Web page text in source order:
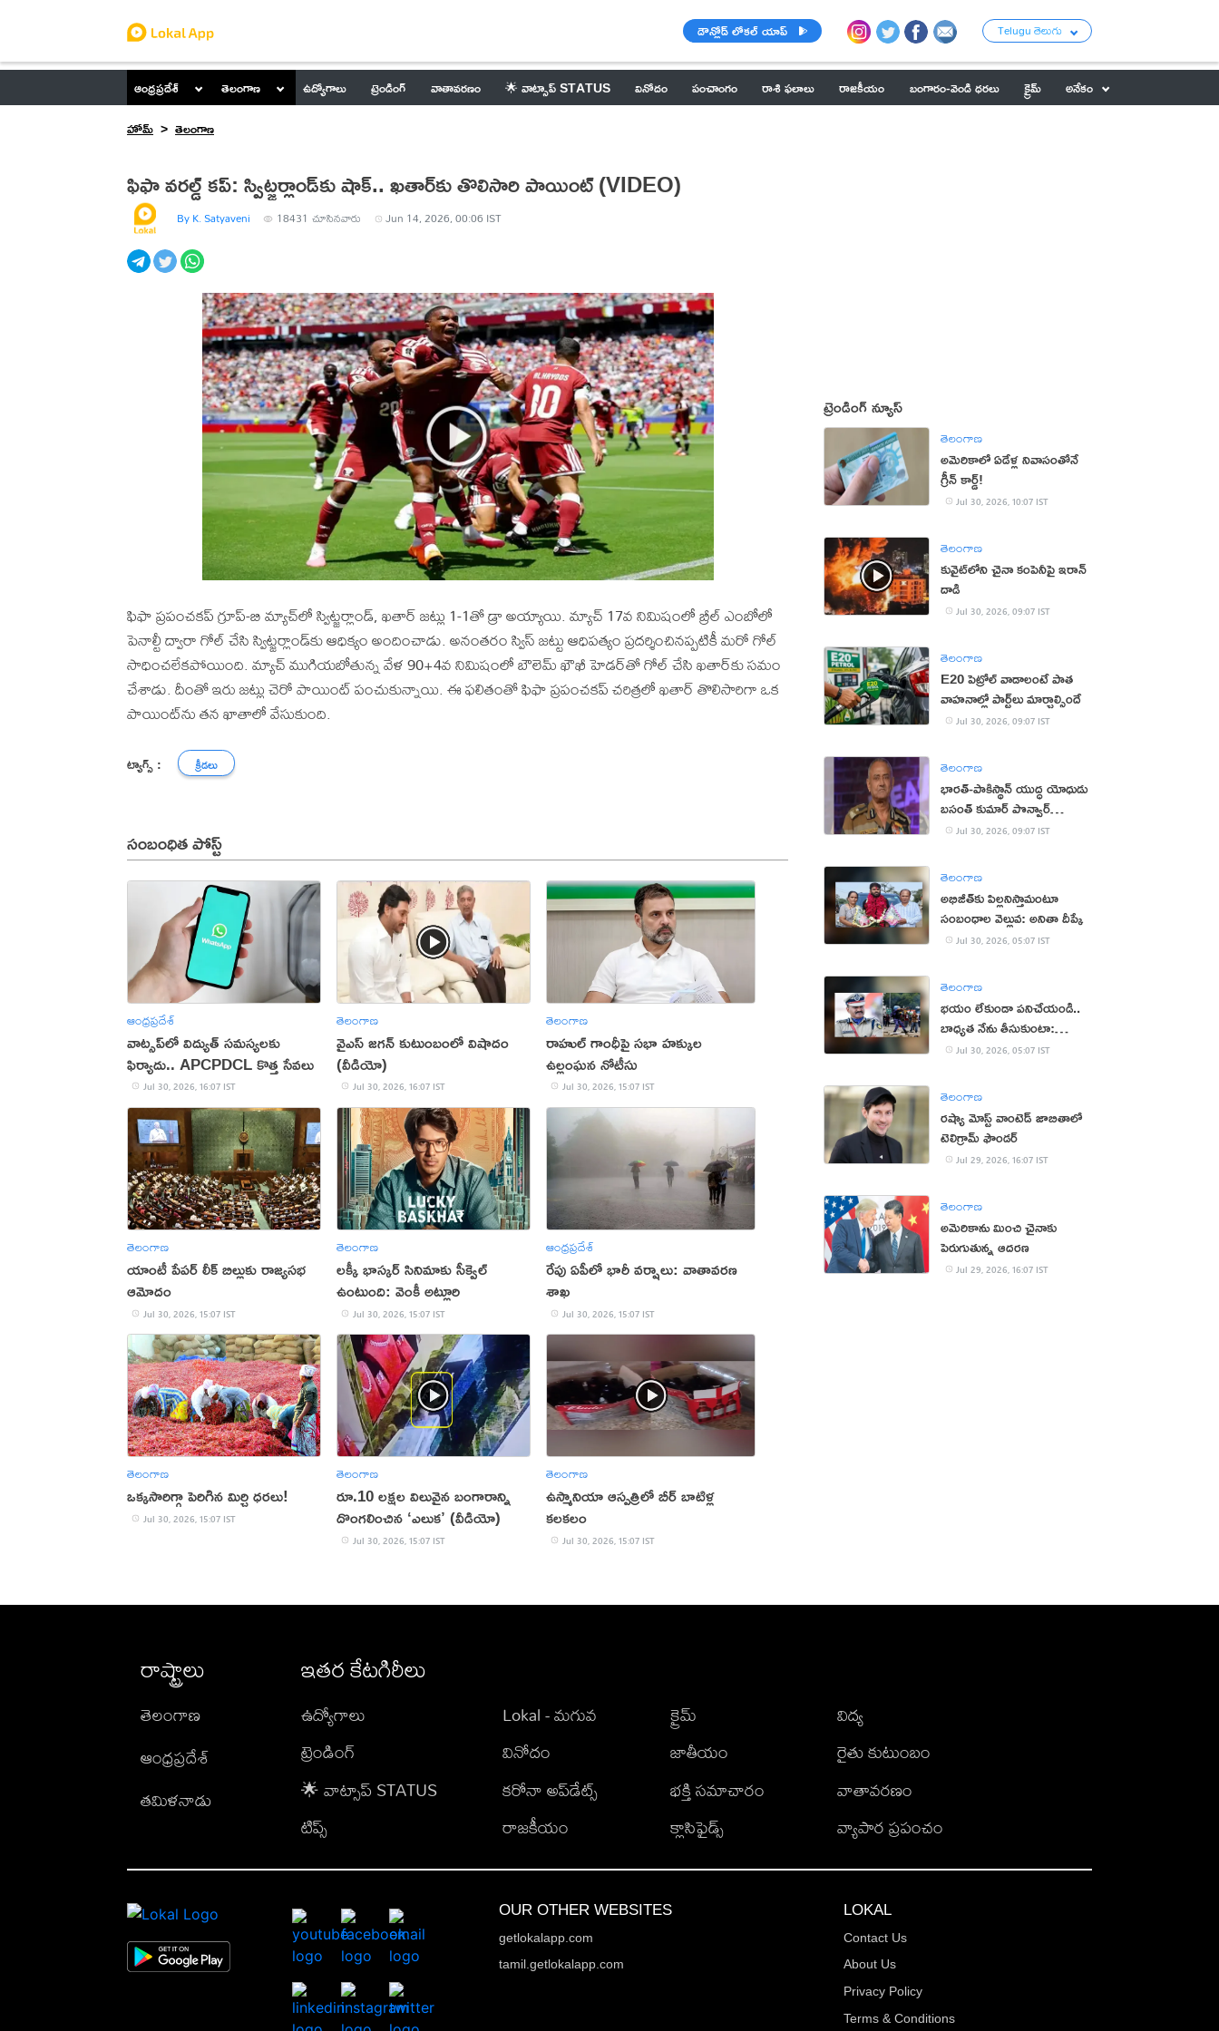
డౌన్లోడ్ లోకల్ యాప్ Telugu తెలుగు
ఆంధ్రప్రదేశ్ తెలంగాణ ఉద్యోగాలు ట్రెండింగ్ వాతావరణం 🌟 వాట్సాప్ STATUS వినోదం పంచాంగం రాశి ఫలాలు రాజకీయం బంగారం-వెండి ధరలు క్రైమ్
అనేకం
హోమ్
తెలంగాణ
ఫిఫా వరల్డ్‌ కప్: స్విట్జర్లాండ్‌కు షాక్‌.. ఖతార్‌కు తొలిసారి పాయింట్‌ (VIDEO)
By K. Satyaveni 18431 చూసినవారు Jun 14, 2026, 00:06 IST
ఫిఫా ప్రపంచకప్‌ గ్రూప్‌-బి మ్యాచ్‌లో స్విట్జర్లాండ్‌, ఖతార్‌ జట్లు 1-1తో డ్రా అయ్యాయి. మ్యాచ్‌ 17వ నిమిషంలో బ్రీల్‌ ఎంబోలో
పెనాల్టీ ద్వారా గోల్‌ చేసి స్విట్జర్లాండ్‌కు ఆధిక్యం అందించాడు. అనంతరం స్విస్‌ జట్టు ఆధిపత్యం ప్రదర్శించినప్పటికీ మరో గోల్‌
సాధించలేకపోయింది. మ్యాచ్‌ ముగియబోతున్న వేళ 90+4వ నిమిషంలో బౌలెమ్‌ ఖౌఖీ హెడర్‌తో గోల్‌ చేసి ఖతార్‌కు సమం
చేశాడు. దీంతో ఇరు జట్లు చెరో పాయింట్‌ పంచుకున్నాయి. ఈ ఫలితంతో ఫిఫా ప్రపంచకప్‌ చరిత్రలో ఖతార్‌ తొలిసారిగా ఒక
పాయింట్‌ను తన ఖాతాలో వేసుకుంది.
ట్యాగ్స్ : క్రీడలు
సంబంధిత పోస్ట్
ఆంధ్రప్రదేశ్
వాట్సప్‌లో విద్యుత్ సమస్యలకు
ఫిర్యాదు.. APCPDCL కొత్త సేవలు
Jul 30, 2026, 16:07 IST
తెలంగాణ
వైఎస్ జగన్ కుటుంబంలో విషాదం
(వీడియో)
Jul 30, 2026, 16:07 IST
తెలంగాణ
రాహుల్ గాంధీపై సభా హక్కుల
ఉల్లంఘన నోటీసు
Jul 30, 2026, 15:07 IST
తెలంగాణ
యాంటీ పేపర్ లీక్ బిల్లుకు రాజ్యసభ
ఆమోదం
Jul 30, 2026, 15:07 IST
తెలంగాణ
లక్కీ భాస్కర్ సినిమాకు సీక్వెల్
ఉంటుంది: వెంకీ అట్లూరి
Jul 30, 2026, 15:07 IST
ఆంధ్రప్రదేశ్
రేపు ఏపీలో భారీ వర్షాలు: వాతావరణ
శాఖ
Jul 30, 2026, 15:07 IST
తెలంగాణ
ఒక్కసారిగ్గా పెరిగిన మిర్చి ధరలు!
Jul 30, 2026, 15:07 IST
తెలంగాణ
రూ.10 లక్షల విలువైన బంగారాన్ని
దొంగలించిన ‘ఎలుక’ (వీడియో)
Jul 30, 2026, 15:07 IST
తెలంగాణ
ఉస్మానియా ఆస్పత్రిలో బీర్ బాటిళ్ల
కలకలం
Jul 30, 2026, 15:07 IST
ట్రెండింగ్ న్యూస్
తెలంగాణ
అమెరికాలో ఏడేళ్ల నివాసంతోనే
గ్రీన్ కార్డ్!
Jul 30, 2026, 10:07 IST
తెలంగాణ
కువైట్‌లోని చైనా కంపెనీపై ఇరాన్
దాడి
Jul 30, 2026, 09:07 IST
తెలంగాణ
E20 పెట్రోల్ వాడాలంటే పాత
వాహనాల్లో పార్ట్‌లు మార్చాల్సిందే
Jul 30, 2026, 09:07 IST
తెలంగాణ
భార‌త్‌-పాకిస్థాన్ యుద్ధ యోధుడు
బ‌సంత్ కుమార్ పొన్వార్‌
క‌న్నుమూత‌
Jul 30, 2026, 09:07 IST
తెలంగాణ
అభిజీత్‌కు పిల్ల‌నిస్తామంటూ
సంబంధాల వెల్లువ: అనితా దీప్కే
Jul 30, 2026, 05:07 IST
తెలంగాణ
భ‌యం లేకుండా ప‌నిచేయండి..
బాధ్య‌త నేను తీసుకుంటా:
సీఆర్పీఎఫ్ చీఫ్
Jul 30, 2026, 05:07 IST
తెలంగాణ
రష్యా మోస్ట్ వాంటెడ్ జాబితాలో
టెలిగ్రామ్ ఫౌండర్
Jul 29, 2026, 16:07 IST
తెలంగాణ
అమెరికాను మించి చైనాకు
పెరుగుతున్న ఆదరణ
Jul 29, 2026, 16:07 IST
రాష్ట్రాలు
తెలంగాణ
ఆంధ్రప్రదేశ్
తమిళనాడు
ఇతర కేటగిరీలు
ఉద్యోగాలు
ట్రెండింగ్
🌟 వాట్సాప్ STATUS
టిప్స్
Lokal - మగువ
వినోదం
కరోనా అప్‌డేట్స్
రాజకీయం
క్రైమ్
జాతీయం
భక్తి సమాచారం
క్లాసిఫైడ్స్
విద్య
రైతు కుటుంబం
వాతావరణం
వ్యాపార ప్రపంచం
OUR OTHER WEBSITES
getlokalapp.com
tamil.getlokalapp.com
LOKAL
Contact Us
About Us
Privacy Policy
Terms & Conditions